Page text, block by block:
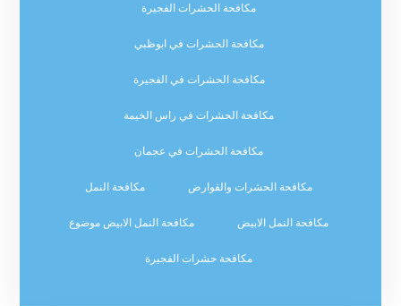
مكافحة الحشرات الفجيرة
مكافحة الحشرات في ابوظبي
مكافحة الحشرات في الفجيرة
مكافحة الحشرات في راس الخيمة
مكافحة الحشرات في عجمان
مكافحة الحشرات والقوارض مكافحة النمل
مكافحة النمل الابيض مكافحة النمل الابيض موضوع
مكافحة حشرات الفجيرة